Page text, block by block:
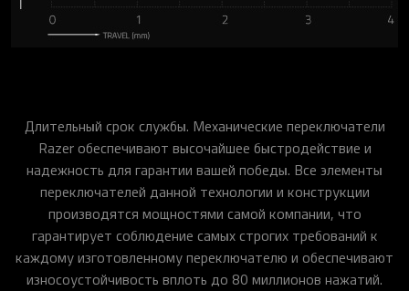
Длительный срок службы. Механические переключатели
Razer обеспечивают высочайшее быстродействие и
надежность для гарантии вашей победы. Все элементы
переключателей данной технологии и конструкции
производятся мощностями самой компании, что
гарантирует соблюдение самых строгих требований к
каждому изготовленному переключателю и обеспечивают
износоустойчивость вплоть до 80 миллионов нажатий.